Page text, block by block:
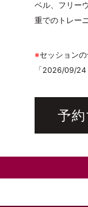
ベル、フリー
重でのトレー
※セッション
「2026/09/24
予